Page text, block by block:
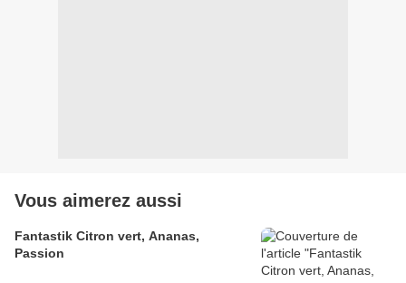
Vous aimerez aussi
Fantastik Citron vert, Ananas,
Passion